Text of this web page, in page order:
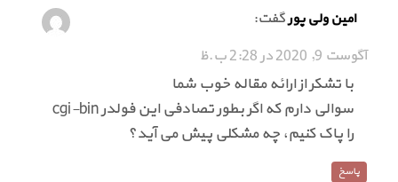
امین ولی پورگفت:
آگوست 9, 2020 در 2:28 ب.ظ
با تشکر از ارائه مقاله خوب شما
سوالی دارم که اگر بطور تصادفی این فولدر cgi-bin
را پاک کنیم، چه مشکلی پیش می آید؟
پاسخ